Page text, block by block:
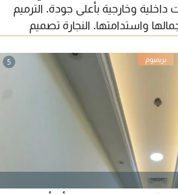
وخارجية بأعلى جودة. الترميم
واستدامتها. النجارة تصميم
بورد تشكيل أسقف وجدران جبسون
5